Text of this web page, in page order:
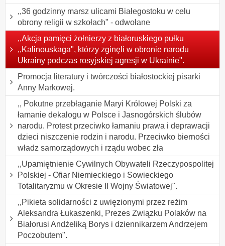
,,36 godzinny marsz ulicami Białegostoku w celu
obrony religii w szkołach" - odwołane
,,Akcja pamięci żołnierzy z białoruskiego pułku
,,Kalinouskaga", którzy zginęli w obronie narodu
Ukrainy podczas rosyjskiej agresji w Ukrainie".
Promocja literatury i twórczości białostockiej pisarki
Anny Markowej.
,, Pokutne przebłaganie Maryi Królowej Polski za
łamanie dekalogu w Polsce i Jasnogórskich ślubów
narodu. Protest przeciwko łamaniu prawa i deprawacji
dzieci niszczenie rodzin i narodu. Przeciwko bierności
władz samorządowych i rządu wobec zła
,,Upamiętnienie Cywilnych Obywateli Rzeczypospolitej
Polskiej - Ofiar Niemieckiego i Sowieckiego
Totalitaryzmu w Okresie II Wojny Światowej".
,,Pikieta solidarności z uwięzionymi przez reżim
Aleksandra Łukaszenki, Prezes Związku Polaków na
Białorusi Andżeliką Borys i dziennikarzem Andrzejem
Poczobutem".